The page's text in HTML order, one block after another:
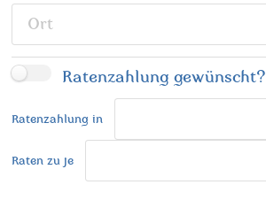
Ratenzahlung gewünscht?
Ratenzahlung in
Raten zu je